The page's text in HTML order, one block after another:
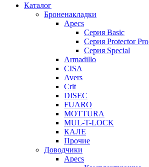
Каталог
Броненакладки
Apecs
Серия Basic
Серия Protector Pro
Серия Special
Armadillo
CISA
Avers
Crit
DISEC
FUARO
MOTTURA
MUL-T-LOCK
КАЛЕ
Прочие
Доводчики
Apecs